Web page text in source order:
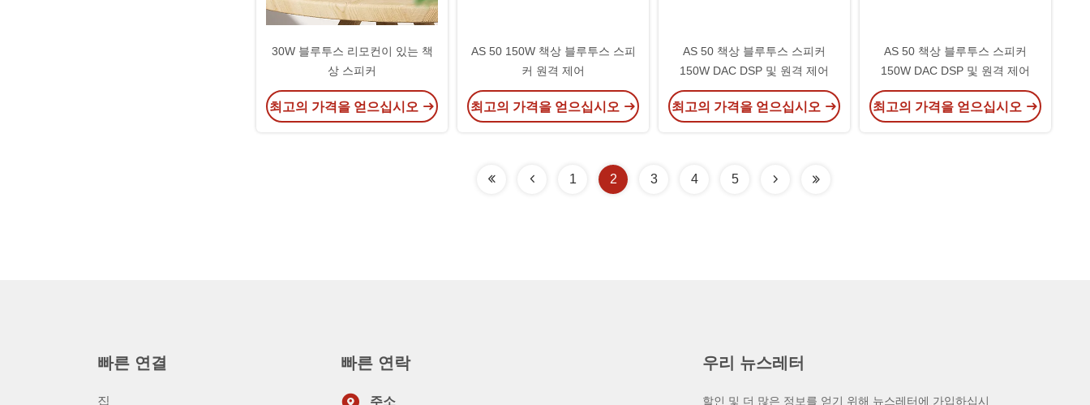
30W 블루투스 리모컨이 있는 책
상 스피커
최고의 가격을 얻으십시오
AS 50 150W 책상 블루투스 스피
커 원격 제어
최고의 가격을 얻으십시오
AS 50 책상 블루투스 스피커
150W DAC DSP 및 원격 제어
최고의 가격을 얻으십시오
AS 50 책상 블루투스 스피커
150W DAC DSP 및 원격 제어
최고의 가격을 얻으십시오
1 2 3 4 5
빠른 연결
집
빠른 연락
주소
우리 뉴스레터
할인 및 더 많은 정보를 얻기 위해 뉴스레터에 가입하십시